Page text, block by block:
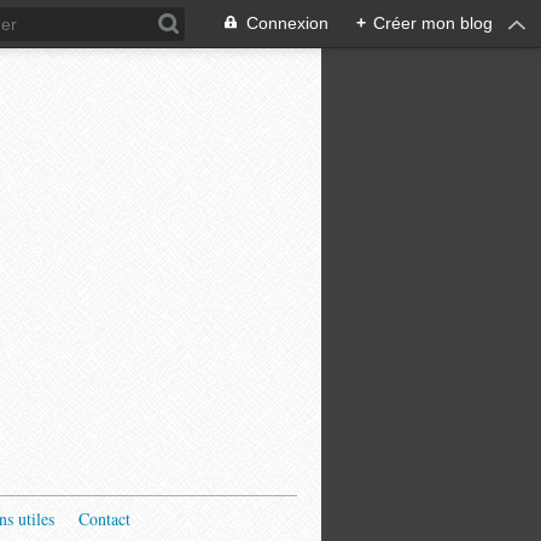
Connexion + Créer mon blog
utiles Contact